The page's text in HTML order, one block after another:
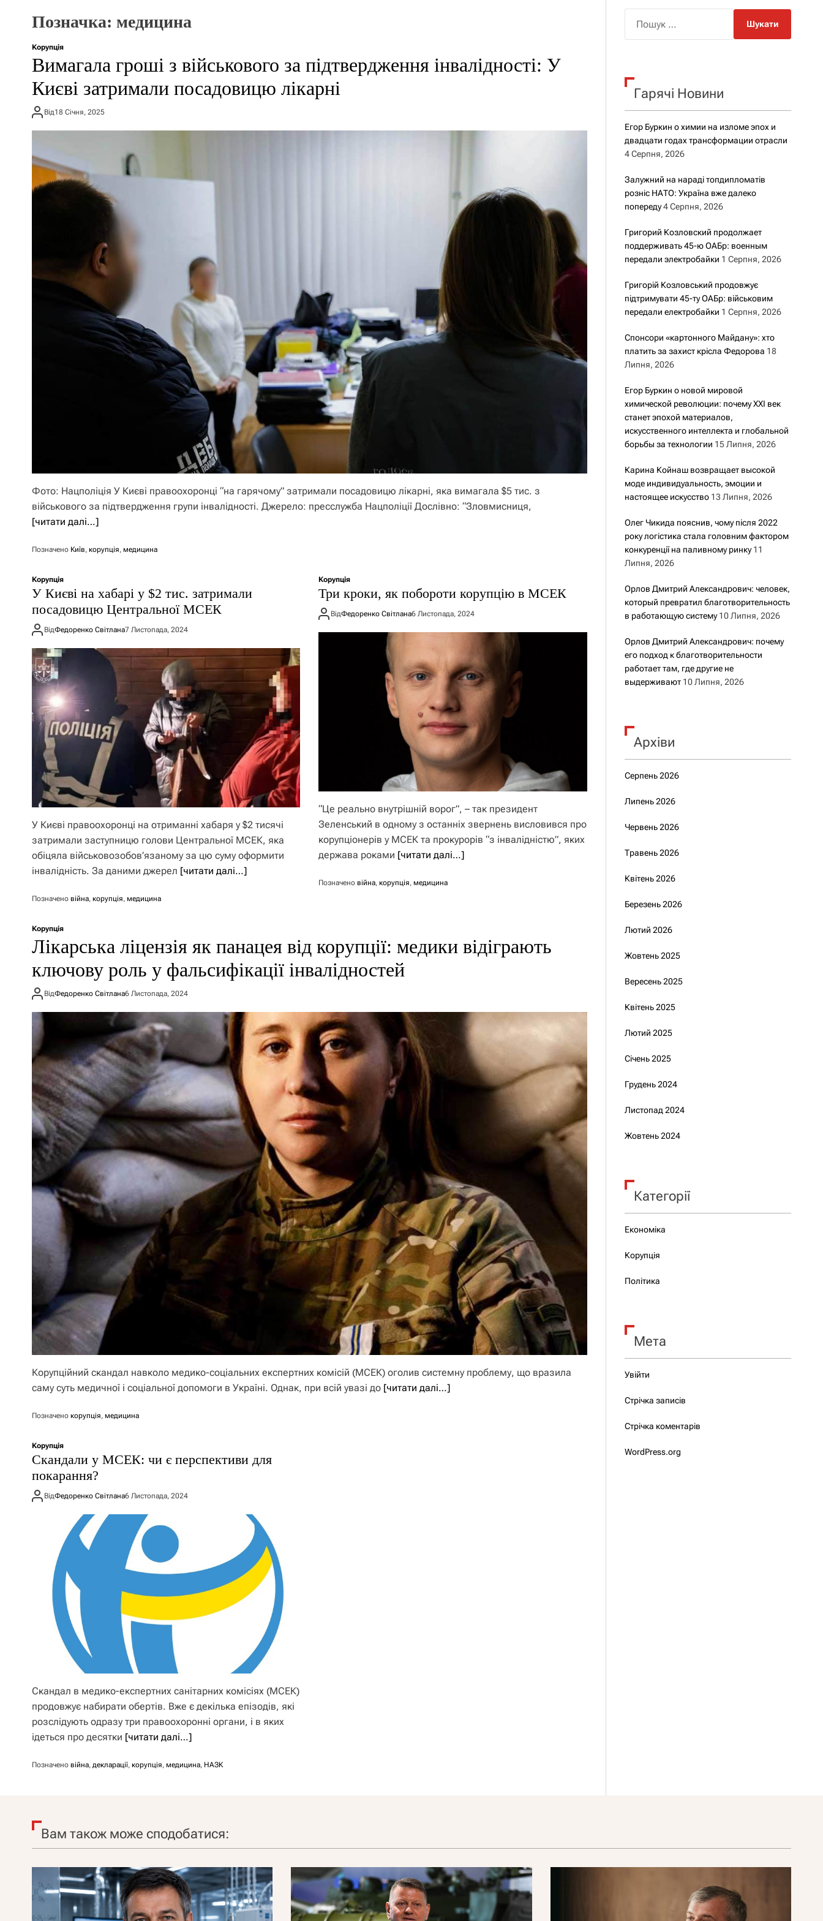
о
у
Позначка: медицина
Корупція
Вимагала гроші з військового за підтвердження інвалідності: У
Києві затримали посадовицю лікарні
Від18 Січня, 2025
Фото: Нацполіція У Києві правоохоронці “на гарячому” затримали посадовицю лікарні, яка вимагала $5 тис. з
військового за підтвердження групи інвалідності. Джерело: пресслужба Нацполіції Дослівно: “Зловмисниця,
[читати далі…]
Позначено Київ, корупція, медицина
Корупція
У Києві на хабарі у $2 тис. затримали
посадовицю Центральної МСЕК
ВідФедоренко Світлана7 Листопада, 2024
У Києві правоохоронці на отриманні хабаря у $2 тисячі
затримали заступницю голови Центральної МСЕК, яка
обіцяла військовозобов’язаному за цю суму оформити
інвалідність. За даними джерел [читати далі…]
Позначено війна, корупція, медицина
Корупція
Три кроки, як побороти корупцію в МСЕК
ВідФедоренко Світлана6 Листопада, 2024
“Це реально внутрішній ворог”, – так президент
Зеленський в одному з останніх звернень висловився про
корупціонерів у МСЕК та прокурорів “з інвалідністю”, яких
держава роками [читати далі…]
Позначеновійна,корупція,медицина
Корупція
Лікарська ліцензія як панацея від корупції: медики відіграють
ключову роль у фальсифікації інвалідностей
ВідФедоренко Світлана6 Листопада, 2024
Корупційний скандал навколо медико-соціальних експертних комісій (МСЕК) оголив системну проблему, що вразила
саму суть медичної і соціальної допомоги в Україні. Однак, при всій увазі до [читати далі…]
Позначено корупція, медицина
Корупція
Скандали у МСЕК: чи є перспективи для
покарання?
ВідФедоренко Світлана6 Листопада, 2024
Скандал в медико-експертних санітарних комісіях (МСЕК)
продовжує набирати обертів. Вже є декілька епізодів, які
розслідують одразу три правоохоронні органи, і в яких
ідеться про десятки [читати далі…]
Позначено війна, декларації, корупція, медицина, НАЗК
к
Гарячі Новини
Егор Буркин о химии на изломе эпох и
двадцати годах трансформации отрасли
4 Серпня, 2026
Залужний на нараді топдипломатів
розніс НАТО: Україна вже далеко
попереду 4 Серпня, 2026
Григорий Козловский продолжает
поддерживать 45-ю ОАБр: военным
передали электробайки 1 Серпня, 2026
Григорій Козловський продовжує
підтримувати 45-ту ОАБр: військовим
передали електробайки 1 Серпня, 2026
Спонсори «картонного Майдану»: хто
платить за захист крісла Федорова 18
Липня, 2026
Егор Буркин о новой мировой
химической революции: почему XXI век
станет эпохой материалов,
искусственного интеллекта и глобальной
борьбы за технологии 15 Липня, 2026
Карина Койнаш возвращает высокой
моде индивидуальность, эмоции и
настоящее искусство 13 Липня, 2026
Олег Чикида пояснив, чому після 2022
року логістика стала головним фактором
конкуренції на паливному ринку 11
Липня, 2026
Орлов Дмитрий Александрович: человек,
который превратил благотворительность
в работающую систему 10 Липня, 2026
Орлов Дмитрий Александрович: почему
его подход к благотворительности
работает там, где другие не
выдерживают 10 Липня, 2026
Архіви
Серпень 2026
Липень 2026
Червень 2026
Травень 2026
Квітень 2026
Березень 2026
Лютий 2026
Жовтень 2025
Вересень 2025
Квітень 2025
Лютий 2025
Січень 2025
Грудень 2024
Листопад 2024
Жовтень 2024
Категорії
Економіка
Корупція
Політика
Мета
Увійти
Стрічка записів
Стрічка коментарів
WordPress.org
Вам також може сподобатися: